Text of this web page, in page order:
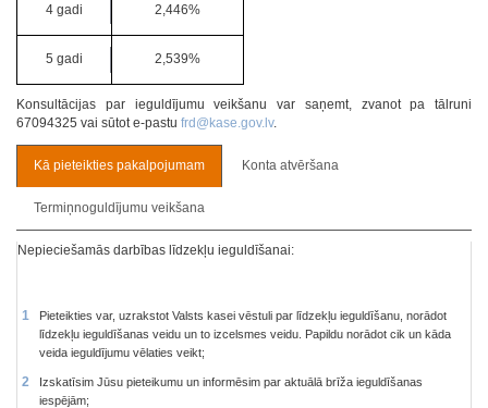
4 gadi 2,446%
5 gadi 2,539%
Konsultācijas par ieguldījumu veikšanu var saņemt, zvanot pa tālruni
67094325 vai sūtot e-pastu frd@kase.gov.lv.
Kā pieteikties pakalpojumam Konta atvēršana
Termiņnoguldījumu veikšana
Nepieciešamās darbības līdzekļu ieguldīšanai:
Pieteikties var, uzrakstot Valsts kasei vēstuli par līdzekļu ieguldīšanu, norādot
līdzekļu ieguldīšanas veidu un to izcelsmes veidu. Papildu norādot cik un kāda
veida ieguldījumu vēlaties veikt;
Izskatīsim Jūsu pieteikumu un informēsim par aktuālā brīža ieguldīšanas
iespējām;